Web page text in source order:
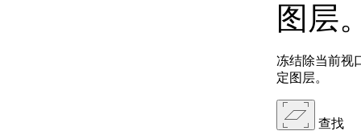
图层
冻结除当前视
定图层。
查找